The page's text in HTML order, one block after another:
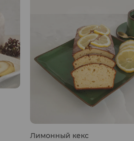
Лимонный кекс